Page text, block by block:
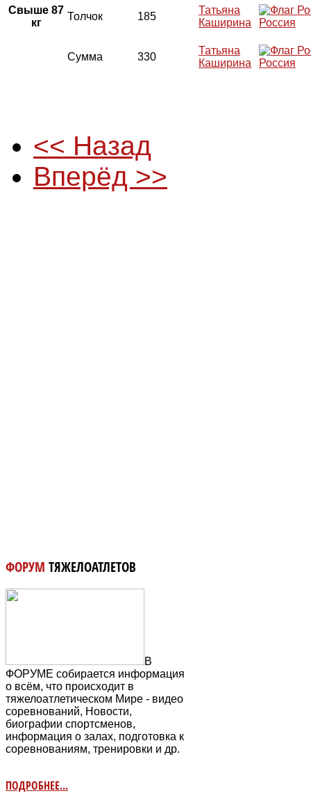
Свыше 87
кг
Толчок 185
Татьяна
Каширина
Россия
Сумма 330
Татьяна
Каширина
Россия
<< Назад
Вперёд >>
ФОРУМ ТЯЖЕЛОАТЛЕТОВ
В
ФОРУМЕ собирается информация
о всём, что происходит в
тяжелоатлетическом Мире - видео
соревнований, Новости,
биографии спортсменов,
информация о залах, подготовка к
соревнованиям, тренировки и др.
ПОДРОБНЕЕ...